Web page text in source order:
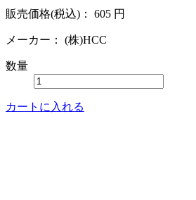
販売価格(税込)： 605 円
メーカー： (株)HCC
数量
カートに入れる